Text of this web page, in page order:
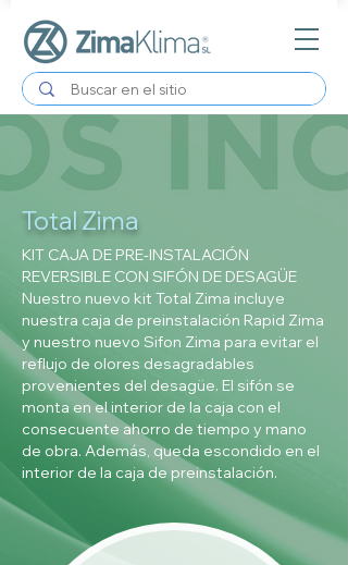
Total Zima
KIT CAJA DE PRE-INSTALACIÓN
REVERSIBLE CON SIFÓN DE DESAGÜE
Nuestro nuevo kit Total Zima incluye
nuestra caja de preinstalación Rapid Zima
y nuestro nuevo Sifon Zima para evitar el
reflujo de olores desagradables
provenientes del desagüe. El sifón se
monta en el interior de la caja con el
consecuente ahorro de tiempo y mano
de obra. Además, queda escondido en el
interior de la caja de preinstalación.